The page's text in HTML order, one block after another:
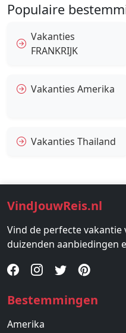
Populaire
Vakanties
FRANKRIJK
Vakanties Amerika
Vakanties Thailand
VindJouwReis.nl
Vind de perfecte
duizenden aanbiedingen
Bestemmingen
Amerika